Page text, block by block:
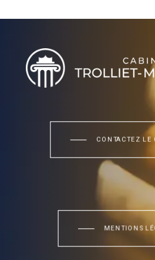
CONTACTEZ LE
MENTIONS